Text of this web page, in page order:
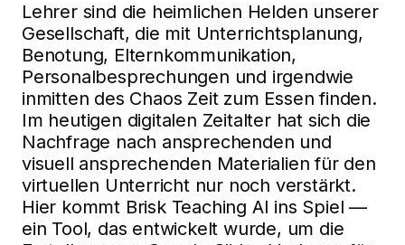
Lehrer sind die heimlichen Helden unserer
Gesellschaft, die mit Unterrichtsplanung,
Benotung, Elternkommunikation,
Personalbesprechungen und irgendwie
inmitten des Chaos Zeit zum Essen finden.
Im heutigen digitalen Zeitalter hat sich die
Nachfrage nach ansprechenden und
visuell ansprechenden Materialien für den
virtuellen Unterricht nur noch verstärkt.
Hier kommt Brisk Teaching AI ins Spiel —
ein Tool, das entwickelt wurde, um die